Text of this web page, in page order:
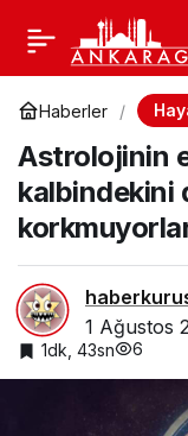
Haberler
Astrolojinin
kalbindekini
1 Ağustos
1dk, 43sn 6
Kaç yıl ömrünüz
kaldığını bilseniz
yapardınız? İşte
göre kaç yılınız
gösteren tablo